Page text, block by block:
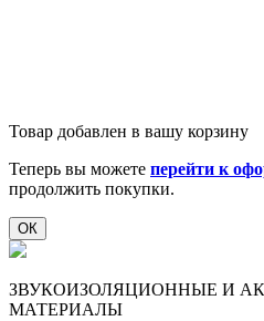
Товар добавлен в вашу корзину
Теперь вы можете перейти к
продолжить покупки.
ОК
ЗВУКОИЗОЛЯЦИОННЫЕ И
МАТЕРИАЛЫ